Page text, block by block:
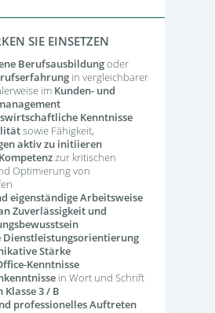
SIE EINSETZEN
Berufsausbildungoder
in vergleichbarer
im Kunden- und
Kenntnisse
sowie Fähigkeit,
aktiv zu initiieren
zur kritischen
Optimierung von
eigenständige Arbeitsweise
Zuverlässigkeit und
Dienstleistungsorientierung
Stärke
in Wort und Schrift
Klasse 3 / B
professionelles Auftreten